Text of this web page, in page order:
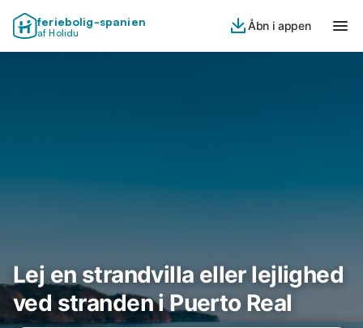
feriebolig-spanien
af Holidu
Åbn i appen
Lej en strandvilla eller lejlighed
ved stranden i Puerto Real